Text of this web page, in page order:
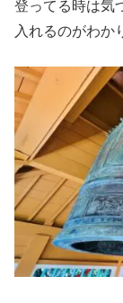
登ってる時は気
入れるのがわか